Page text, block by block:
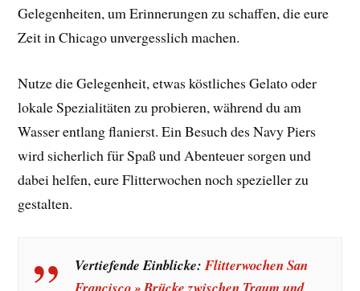
Gelegenheiten, um Erinnerungen zu schaffen, die eure
Zeit in Chicago unvergesslich machen.
Nutze die Gelegenheit, etwas köstliches Gelato oder
lokale Spezialitäten zu probieren, während du am
Wasser entlang flanierst. Ein Besuch des Navy Piers
wird sicherlich für Spaß und Abenteuer sorgen und
dabei helfen, eure Flitterwochen noch spezieller zu
gestalten.
Vertiefende Einblicke:Flitterwochen San